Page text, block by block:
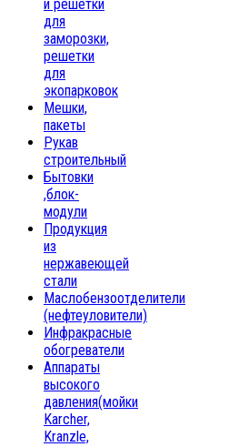
и решетки
для
заморозки,
решетки
для
экопарковок
Мешки,
пакеты
Рукав
строительный
Бытовки
,блок-
модули
Продукция
из
нержавеющей
стали
Маслобензоотделители
(нефтеуловители)
Инфракрасные
обогреватели
Аппараты
высокого
давления(мойки
Karcher,
Kranzle,